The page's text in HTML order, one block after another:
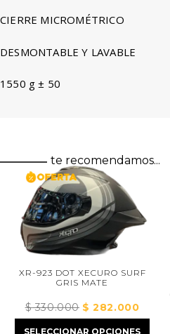
CIERRE MICROMÉTRICO
DESMONTABLE Y LAVABLE
1550 g ± 50
te recomendamos...
923 DOT XECURO SURF
GRIS MATE
330.000El
precio
$282.000El
precio
SELECCIONAR OPCIONES